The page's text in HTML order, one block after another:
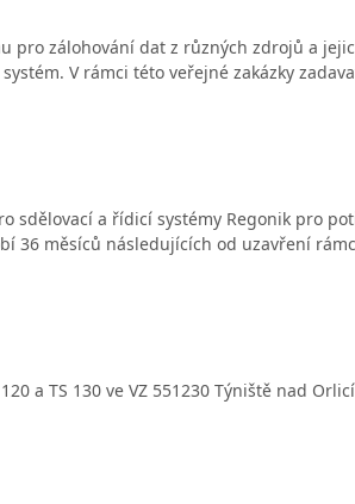
pro zálohování dat z různých zdrojů a
V rámci této veřejné zakázky
sdělovací a řídicí systémy Regonik pro
36 měsíců následujících od uzavření
a TS 130 ve VZ 551230 Týniště nad